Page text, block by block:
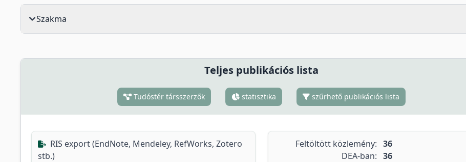
Szakma
Teljes publikációs lista
Tudóstér társszerzők statisztika szűrhető publikációs lista
RIS export (EndNote, Mendeley, RefWorks, Zotero
stb.)
Feltöltött közlemény: 36
DEA-ban: 36